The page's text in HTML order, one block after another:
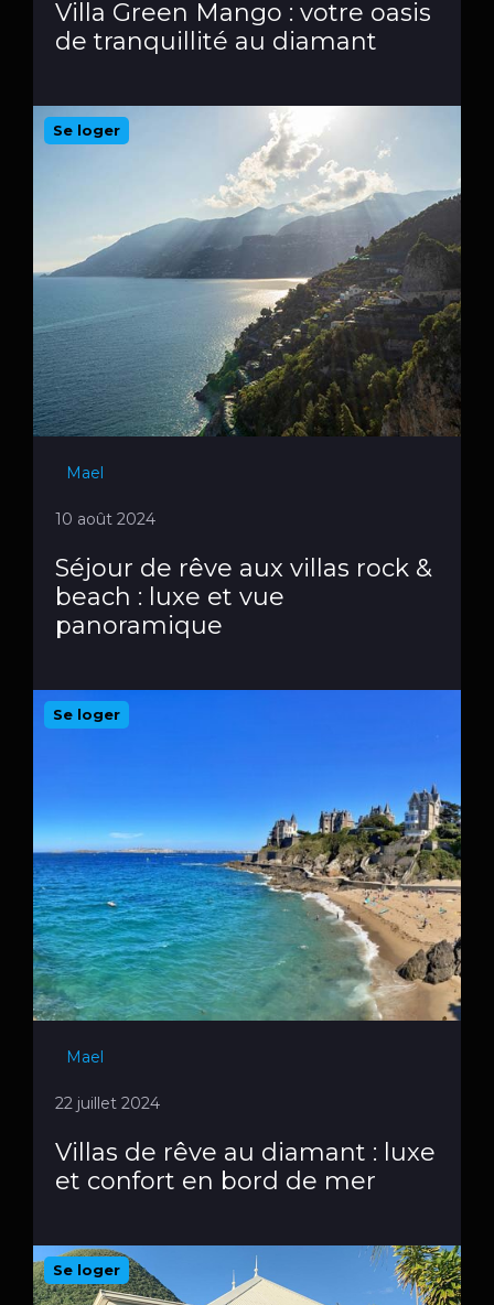
Villa Green Mango : votre oasis
de tranquillité au diamant
Se loger
Mael
10 août 2024
Séjour de rêve aux villas rock &
beach : luxe et vue
panoramique
Se loger
Mael
22 juillet 2024
Villas de rêve au diamant : luxe
et confort en bord de mer
Se loger